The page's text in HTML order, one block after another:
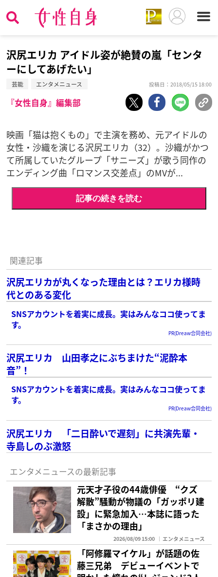
沢尻エリカ アイドル姿が絶賛の嵐「センタ
ーにしてあげたい」
芸能 エンタメニュース 投稿日：2018/05/15 18:00
『女性自身』編集部
映画「猫は抱くもの」で主演を務め、元アイドルの
女性・沙織を演じる沢尻エリカ（32）。沙織がかつ
て所属していたグループ「サニーズ」が歌う同作の
エンディング曲「ロマンス交差点」のMVが...
記事の続きを読む
関連記事
沢尻エリカが丸くなった理由とは？エリカ様時
代とのある変化
SNSアカウントを着実に成長。実はみんなココ使ってま
す。
PR(Dreaw合同会社)
沢尻エリカ 山田孝之にぶちまけた“泥酔本
音”！
SNSアカウントを着実に成長。実はみんなココ使ってま
す。
PR(Dreaw合同会社)
沢尻エリカ 「二日酔いで遅刻」に共演先輩・
寺島しのぶ激怒
エンタメニュースの最新記事
元天才子役の44歳俳優 “クズ
解散”騒動が物議の「ガッポリ建
設」に緊急加入…本誌に語った
「まさかの理由」
2026/08/09 15:00 エンタメニュース
「阿修羅マイケル」が話題の佐
藤三兄弟 デビューイベントで